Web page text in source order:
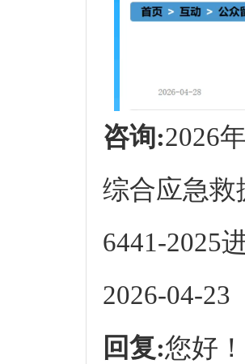
咨询:2026
综合应急救
6441-2025
2026-04-23
回复:您好